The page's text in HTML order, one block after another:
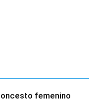
femenino